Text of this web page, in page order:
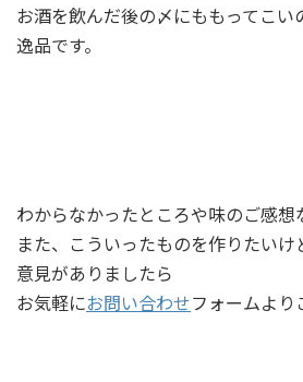
お酒を飲んだ後の〆にももってこい
逸品です。
わからなかったところや味のご感想
また、こういったものを作りたい
意見がありましたら
お気軽にお問い合わせフォームより